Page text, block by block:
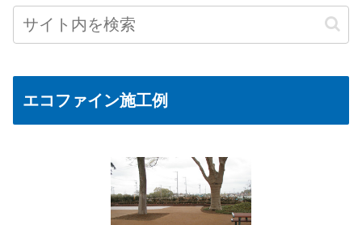
エコファイン施工例